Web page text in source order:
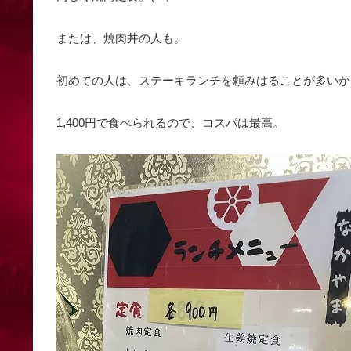
または、焼肉丼の人も。
初めての人は、ステーキランチを頼みはることが多い
1,400円で食べられるので、コスパは最高。